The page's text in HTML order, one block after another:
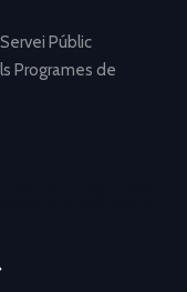
Públic
Programes de